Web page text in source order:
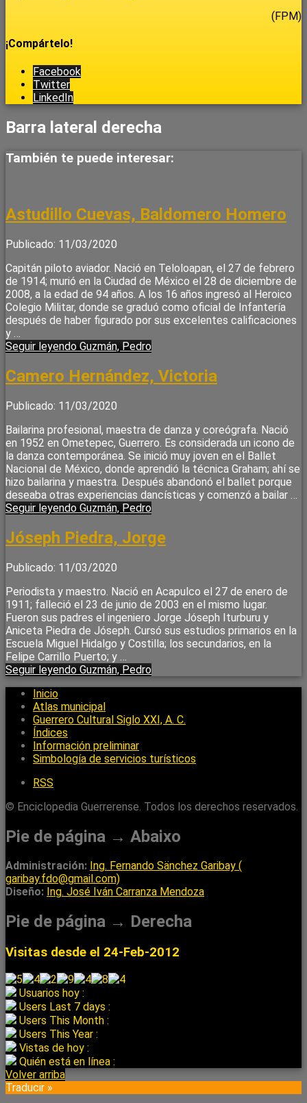
(FPM)
¡Compártelo!
Facebook
Twitter
LinkedIn
Barra lateral derecha
También te puede interesar:
Astudillo Cuevas, Baldomero Homero
Publicado: 11/03/2020
Capitán piloto aviador. Nació en Teloloapan, el 27 de febrero
de 1914; murió en la Ciudad de México el 28 de diciembre de
2008, a la edad de 94 años. A los 16 años ingresó al Heroico
Colegio Militar, donde se graduó como oficial de Infantería
después de haber figurado por sus excelentes calificaciones
y …
Seguir leyendo Guzmán, Pedro
Camero Hernández, Victoria
Publicado: 11/03/2020
Bailarina profesional, maestra de danza y coreógrafa. Nació
en 1952 en Ometepec, Guerrero. Es considerada un icono de
la danza contemporánea. Se inició muy joven en el Ballet
Nacional de México, donde aprendió la técnica Graham; ahí se
hizo bailarina y maestra. Después abandonó el ballet porque
deseaba otras experiencias dancísticas y comenzó a bailar …
Seguir leyendo Guzmán, Pedro
Jóseph Piedra, Jorge
Publicado: 11/03/2020
Periodista y maestro. Nació en Acapulco el 27 de enero de
1911; falleció el 23 de junio de 2003 en el mismo lugar.
Fueron sus padres el ingeniero Jorge Jóseph Iturburu y
Aniceta Piedra de Jóseph. Cursó sus estudios primarios en la
Escuela Miguel Hidalgo y Costilla; los secundarios, en la
Felipe Carrillo Puerto; y …
Seguir leyendo Guzmán, Pedro
Inicio
Atlas municipal
Guerrero Cultural Siglo XXI, A. C.
Índices
Información preliminar
Simbología de servicios turísticos
RSS
© Enciclopedia Guerrerense. Todos los derechos reservados.
Pie de página → Abaixo
Administración: Ing. Fernando Sänchez Garibay (
garibay.fdo@gmail.com)
Diseño: Ing. José Iván Carranza Mendoza
Pie de página → Derecha
Visitas desde el 24-Feb-2012
Usuarios hoy :
Users Last 7 days :
Users This Month :
Users This Year :
Vistas de hoy :
Quién está en línea :
Volver arriba
Traducir »